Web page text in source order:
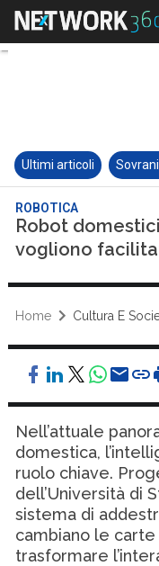
Ultimi articoli
ROBOTICA
Robot
vogliono
Home Cultura E
Nell’attuale
domestica,
ruolo chiave.
dell’Università di
sistema di
cambiano le
trasformare